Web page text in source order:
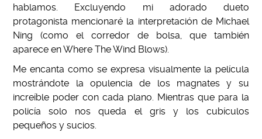
hablamos. Excluyendo mi adorado dueto
protagonista mencionaré la interpretación de Michael
Ning (como el corredor de bolsa, que también
aparece en Where The Wind Blows).
Me encanta como se expresa visualmente la película
mostrándote la opulencia de los magnates y su
increíble poder con cada plano. Mientras que para la
policía solo nos queda el gris y los cubículos
pequeños y sucios.